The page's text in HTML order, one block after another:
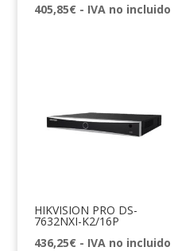
405,85€ - IVA no incluido
HIKVISION PRO DS-
7632NXI-K2/16P
436,25€ - IVA no incluido